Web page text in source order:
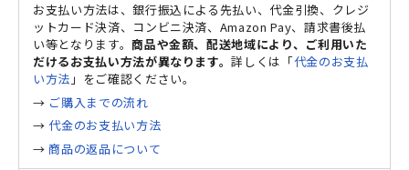
お支払い方法は、銀行振込による先払い、代金引換、クレジ
ットカード決済、コンビニ決済、Amazon Pay、請求書後払
い等となります。商品や金額、配送地域により、ご利用いた
だけるお支払い方法が異なります。詳しくは「代金のお支払
い方法 」をご確認ください。
→ ご購入までの流れ
→代金のお支払い方法
→ 商品の返品について